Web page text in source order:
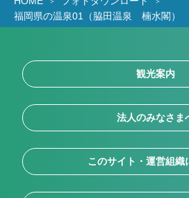
福岡県の温泉01（脇田温泉 楠水閣）
観光案内
法人のみなさま
このサイト・運営組織